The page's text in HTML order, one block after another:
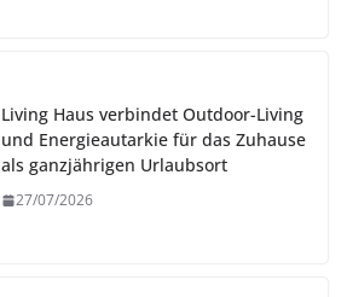
Living Haus verbindet Outdoor-Living
und Energieautarkie für das Zuhause
als ganzjährigen Urlaubsort
27/07/2026